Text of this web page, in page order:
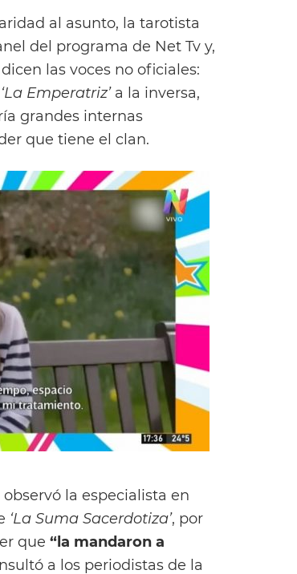
al asunto, la tarotista
del programa de Net Tv y,
las voces no oficiales:
‘La Emperatriz’a la inversa,
grandes internas
que tiene el clan.
observó la especialista en
‘La Suma Sacerdotiza’, por
que “la mandaron a
a los periodistas de la